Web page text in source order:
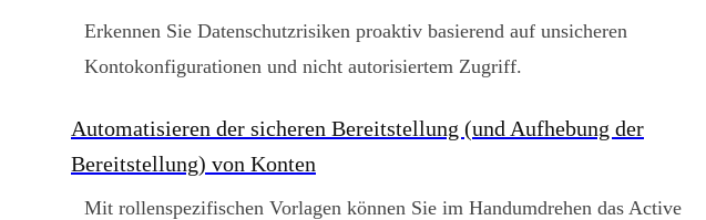
Erkennen Sie Datenschutzrisiken proaktiv basierend auf unsicheren
Kontokonfigurationen und nicht autorisiertem Zugriff.
Automatisieren der sicheren Bereitstellung (und Aufhebung der
Bereitstellung) von Konten
Mit rollenspezifischen Vorlagen können Sie im Handumdrehen das Active